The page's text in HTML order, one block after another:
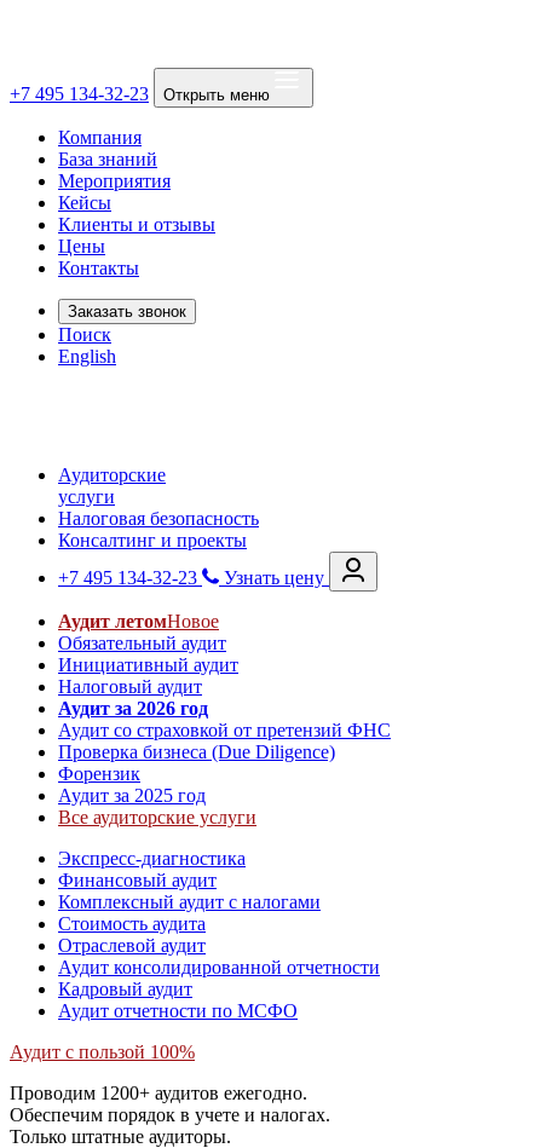
+7 495 134-32-23 Открыть меню
Компания
База знаний
Мероприятия
Кейсы
Клиенты и отзывы
Цены
Контакты
Заказать звонок
Поиск
English
Аудиторские
услуги
Налоговая безопасность
Консалтинг и проекты
+7 495 134-32-23
Узнать цену
Аудит летомНовое
Обязательный аудит
Инициативный аудит
Налоговый аудит
Аудит за 2026 год
Аудит со страховкой от претензий ФНС
Проверка бизнеса (Due Diligence)
Форензик
Аудит за 2025 год
Все аудиторские услуги
Экспресс-диагностика
Финансовый аудит
Комплексный аудит с налогами
Стоимость аудита
Отраслевой аудит
Аудит консолидированной отчетности
Кадровый аудит
Аудит отчетности по МСФО
Аудит с пользой 100%
Проводим 1200+ аудитов ежегодно.
Обеспечим порядок в учете и налогах.
Только штатные аудиторы.